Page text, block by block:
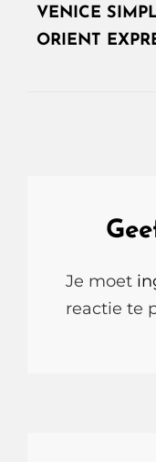
VENICE
ORIENT
Je moet
reactie te